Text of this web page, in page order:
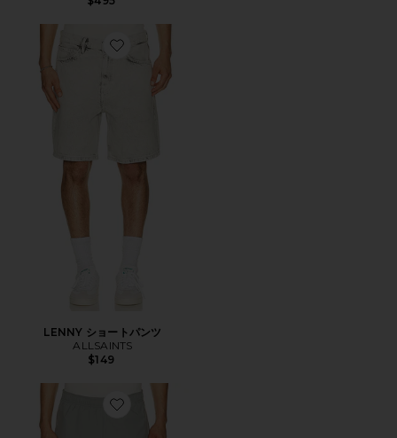
Favorite LENNY ショートパンツ
LENNY ショートパンツ
ALLSAINTS
$149
Favorite CORE ショートパンツ